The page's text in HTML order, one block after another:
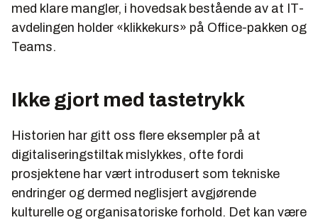
med klare mangler, i hovedsak bestående av at IT-
avdelingen holder «klikkekurs» på Office-pakken og
Teams.
Ikke gjort med tastetrykk
Historien har gitt oss flere eksempler på at
digitaliseringstiltak mislykkes, ofte fordi
prosjektene har vært introdusert som tekniske
endringer og dermed neglisjert avgjørende
kulturelle og organisatoriske forhold. Det kan være